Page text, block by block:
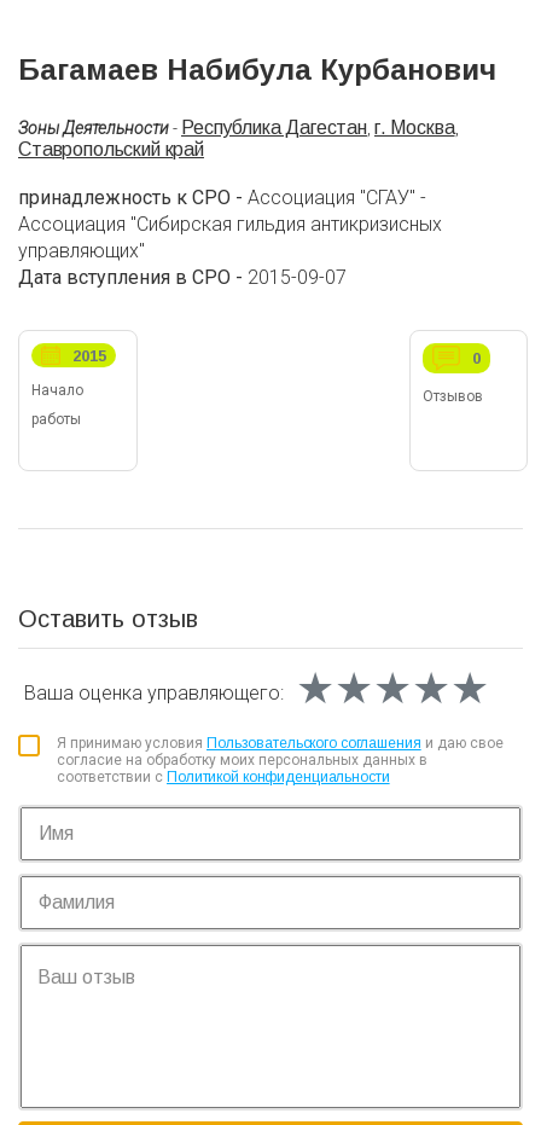
Багамаев Набибула Курбанович
Зоны Деятельности- Республика Дагестан, г. Москва,
Ставропольский край
принадлежность к СРО - Ассоциация "СГАУ" -
Ассоциация "Сибирская гильдия антикризисных
управляющих"
Дата вступления в СРО - 2015-09-07
Начало
работы
2015
Отзывов
0
Оставить отзыв
Ваша оценка управляющего: ★★★★★
★★★★★
★★★★★
Я принимаю условия Пользовательского соглашения и даю свое
согласие на обработку моих персональных данных в
соответствии с Политикой конфиденциальности